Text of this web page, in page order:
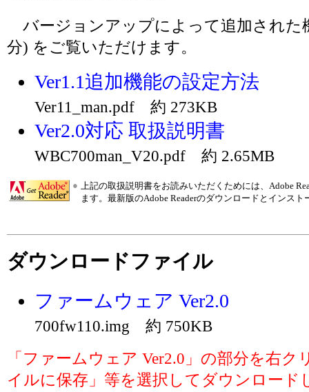
バージョンアップによって追加された
分) をご覧いただけます。
Ver1.1追加機能の設定方法
Ver11_man.pdf 約 273KB
Ver2.0対応 取扱説明書
WBC700man_V20.pdf 約 2.65MB
●
上記の取扱説明書をお読みいただくためには、Adobe
ます。最新版のAdobe Readerのダウンロードとインスト
ダウンロードファイル
ファームウェア Ver2.0
700fw110.img 約 750KB
「ファームウェア Ver2.0」の部分を右
イルに保存」等を選択してダウンロード